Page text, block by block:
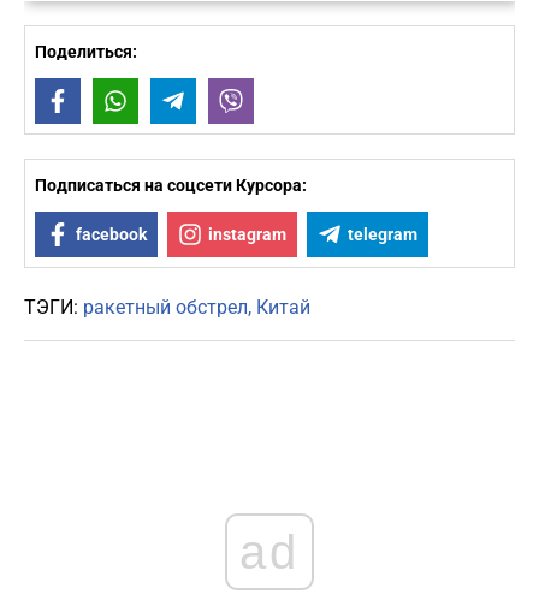
Поделиться:
FacebookWhatsAppTelegram
Подписаться на соцсети Курсора:
facebook instagram telegram
ТЭГИ: ракетный обстрел Китай
ad